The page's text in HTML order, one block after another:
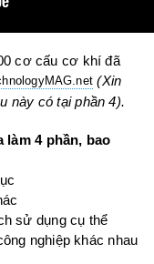
cơ cấu cơ khí đã
t (Xin
này có tại phần 4).
làm 4 phần, bao
sử dụng cụ thể
nghiệp khác nhau